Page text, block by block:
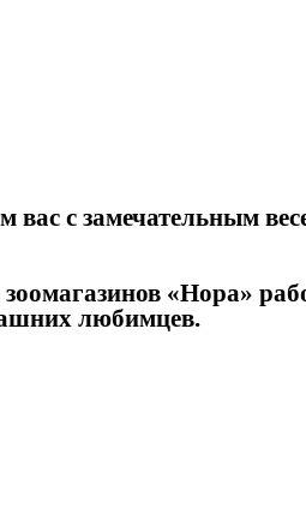
с замечательным
«Нора»
любимцев.